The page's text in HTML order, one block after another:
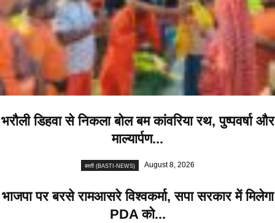
भरौली डिहवा से निकला बोल बम कांवरिया रथ, पुष्पवर्षा और
माल्यार्पण...
बस्ती (BASTI-NEWS) August 8, 2026
भाजपा पर बरसे रामआसरे विश्वकर्मा, सपा सरकार में मिलेगा
PDA को...